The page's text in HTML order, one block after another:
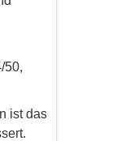
50,
ist das